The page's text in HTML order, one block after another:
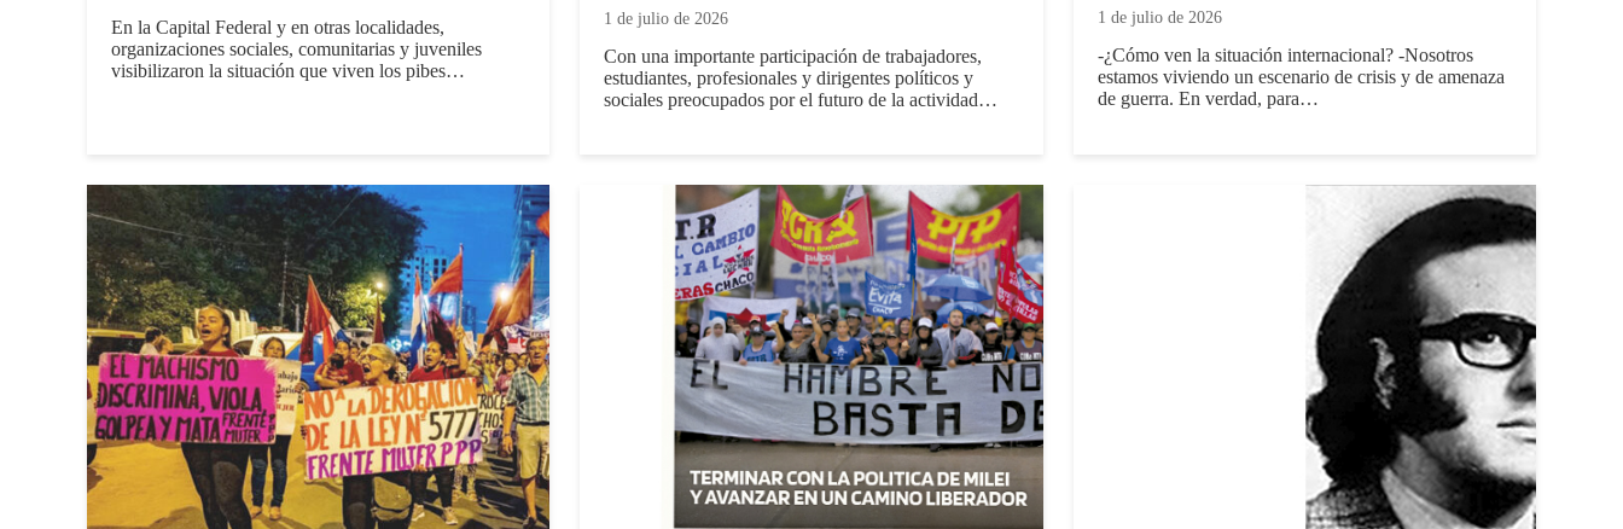
En la Capital Federal y en otras localidades,
organizaciones sociales, comunitarias y juveniles
visibilizaron la situación que viven los pibes…
1 de julio de 2026
Con una importante participación de trabajadores,
estudiantes, profesionales y dirigentes políticos y
sociales preocupados por el futuro de la actividad…
1 de julio de 2026
-¿Cómo ven la situación internacional? -Nosotros
estamos viviendo un escenario de crisis y de amenaza
de guerra. En verdad, para…